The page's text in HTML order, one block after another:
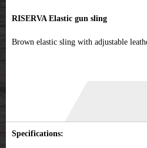
RISERVA Elastic gun sling
Brown elastic sling with adjustable
Specifications: